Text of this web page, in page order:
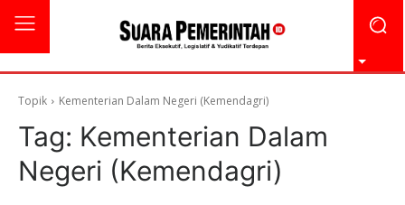
Topik Kementerian Dalam Negeri (Kemendagri)
Tag: Kementerian Dalam
Negeri (Kemendagri)